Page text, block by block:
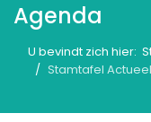
Agenda
U bevindt zich hier:
Stamtafel Actueel